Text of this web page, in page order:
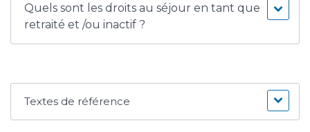
Quels sont les droits au séjour en tant que
retraité et /ou inactif ?
Textes de référence